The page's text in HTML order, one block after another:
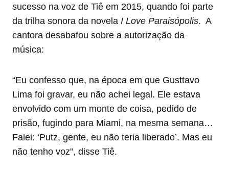
sucesso na voz de Tiê em 2015, quando foi parte
da trilha sonora da novela I Love Paraisópolis. A
cantora desabafou sobre a autorização da
música:
“Eu confesso que, na época em que Gusttavo
Lima foi gravar, eu não achei legal. Ele estava
envolvido com um monte de coisa, pedido de
prisão, fugindo para Miami, na mesma semana…
Falei: ‘Putz, gente, eu não teria liberado’. Mas eu
não tenho voz”, disse Tiê.